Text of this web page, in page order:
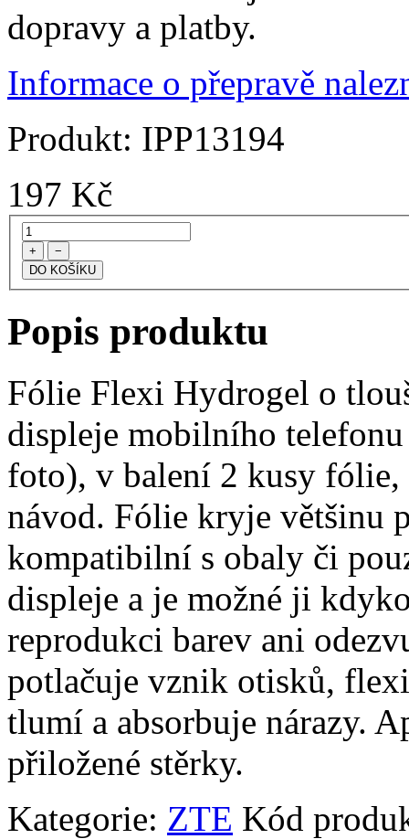
dopravy a platby.
Informace o přepravě
Produkt: IPP13194
197 Kč
+ −
Popis produktu
Fólie Flexi Hydrogel o
displeje mobilního
foto), v balení 2 kusy fólie,
návod. Fólie kryje většinu
kompatibilní s obaly či
displeje a je možné ji
reprodukci barev ani
potlačuje vznik otisků,
tlumí a absorbuje nárazy.
přiložené stěrky.
Kategorie: ZTE Kód